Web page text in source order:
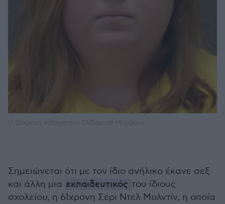
Σημειώνεται ότι με τον ίδιο ανήλικο έκανε σεξ
και άλλη μια εκπαιδευτικός του ίδιους
σχολείου, η 61χρονη Σέρι Ντελ Μολντίν, η οποία